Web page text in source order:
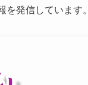
発信しています。